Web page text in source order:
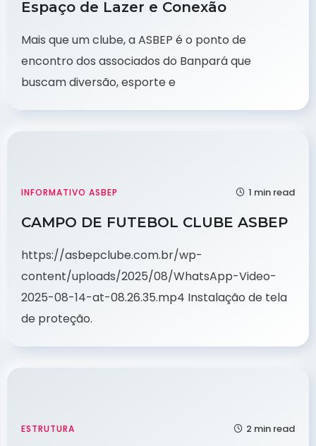
Espaço de Lazer e Conexão
Mais que um clube, a ASBEP é o ponto de
encontro dos associados do Banpará que
buscam diversão, esporte e
INFORMATIVO ASBEP 1 min read
CAMPO DE FUTEBOL CLUBE ASBEP
https://asbepclube.com.br/wp-
content/uploads/2025/08/WhatsApp-Video-
2025-08-14-at-08.26.35.mp4 Instalação de tela
de proteção.
ESTRUTURA 2 min read